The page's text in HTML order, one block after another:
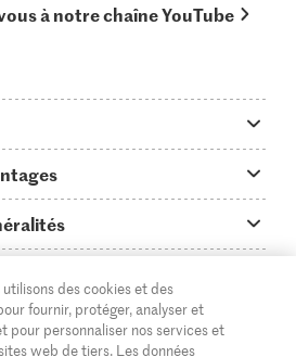
à notre chaîne YouTube
Migusto
des cookies et des
fournir, protéger, analyser et
pour personnaliser nos services et
web de tiers. Les données